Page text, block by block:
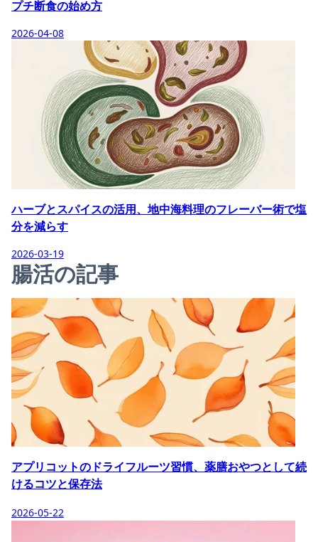
プチ断食の始め方
2026-04-08
ハーブとスパイスの活用、地中海料理のフレーバー術で塩
分を減らす
2026-03-19
腸活の記事
アプリコットのドライフルーツ習慣、薬膳おやつとして続
けるコツと保存法
2026-05-22